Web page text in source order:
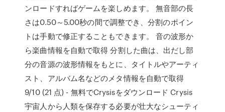
ンロードすればゲームを楽しめます。 無音部の長
さは0.50～5.00秒の間で調整でき、分割のポイン
トは手動で修正することもできます。 音の波形か
ら楽曲情報を自動で取得 分割した曲は、出だし部
分の音源の波形情報をもとに、タイトルやアーティ
スト、アルバム名などのメタ情報を自動で取得
9/10 (21 点) - 無料でCrysisをダウンロード Crysis
宇宙人から人類を保存する必要が壮大なシューティ